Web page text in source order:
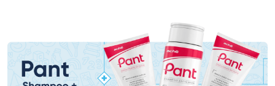
Promoção em Destaque